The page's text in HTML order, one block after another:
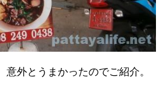
意外とうまかったのでご紹介。